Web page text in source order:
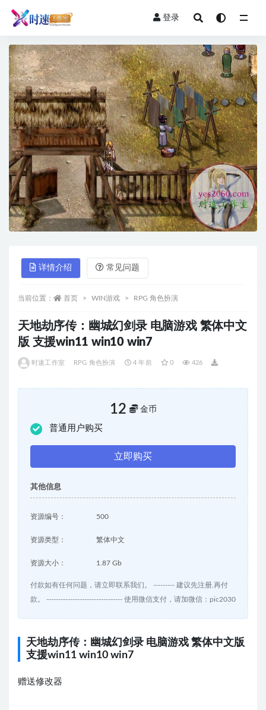
登录
详情介绍 常见问题
当前位置： 首页 WIN游戏 RPG 角色扮演
天地劫序传：幽城幻剑录 电脑游戏 繁体中文
版 支援win11 win10 win7
时速工作室 RPG 角色扮演 4 年前 0 426
12 金币
普通用户购买
立即购买
其他信息
资源编号： 500
资源类型： 繁体中文
资源大小： 1.87 Gb
付款如有任何问题，请立即联系我们。 --------- 建议先注册,再付
款。 -------------------------------- 使用微信支付，请加微信：pic2030
天地劫序传：幽城幻剑录 电脑游戏 繁体中文版
支援win11 win10 win7
赠送修改器